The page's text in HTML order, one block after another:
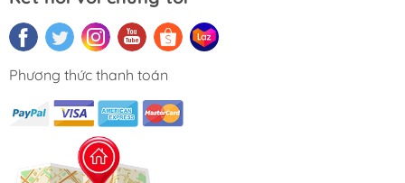
Phương thức thanh toán